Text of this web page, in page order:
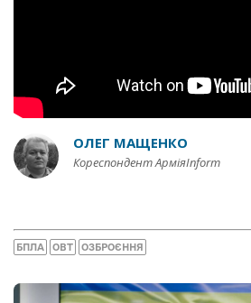
ОЛЕГ МАЩЕНКО
Кореспондент АрміяInform
БПЛА ОВТ ОЗБРОЄННЯ